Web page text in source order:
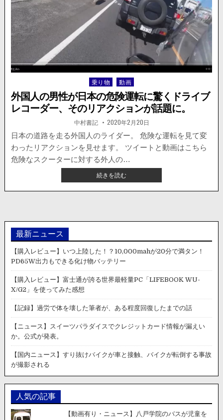
う
新
し
い
ト
へ
生
ま
れ
変
わ
事
実
の
サ
了。
Posted
in
乗り物 動画
外国人の男性が日本の危険運転に驚くドライブ
レコーダー、そのリアクションが話題に。
著
者:
中村書記 掲
載
日：
2020年2月20日
日本の道路を走る外国人のライダー。 危険な運転を見て変
わったリアクションを見せます。 ツイートと動画はこちら
危険なスクーターに対する外人の…
続きを読む外
国
人
性
日
本
危
険
転
に
驚
く
ラ
イ
コ
ー、
最新ニュース
【購入レビュー】いつ上陸した！？10,000mahが20分で満タン！
PD65W出力もできる化け物バッテリー
【購入レビュー】富士通が誇る世界最軽量PC「LIFEBOOK WU-
X/G2」を使ってみた感想
【記録】過労で体を壊した筆者が、ある程度回復したまでの話
【ニュース】スイーツパラダイスでクレジットカード情報が漏えい
か。公式が発表。
【国内ニュース】すり抜けバイクが車と接触、バイクが転倒する事故
が撮影される
人気の記事
【動画有り・ニュース】八戸学院のバスが児童を